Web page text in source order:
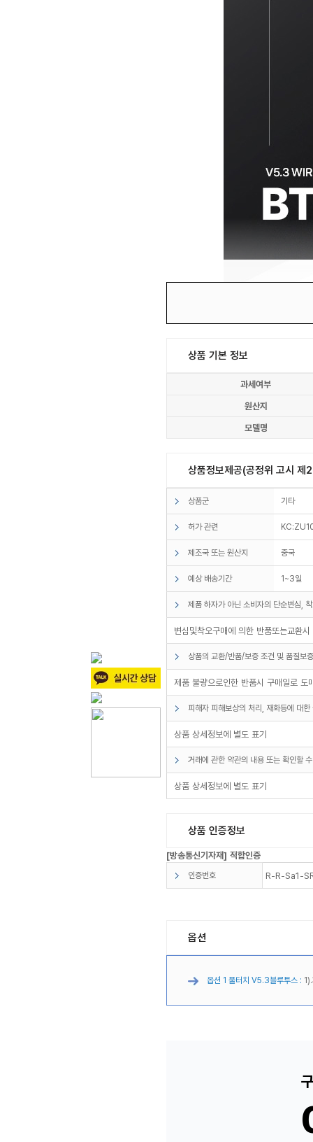
상품 기본 정보
과세여부
원산지
모델명
상품정보제공(공정위 고시
상품군 기타
허가 관련
제조국 또는 원산지 중국
예상 배송기간 1~3일
제품 하자가 아닌 소비자의 단순변심,
변심및착오구매에 의한 반품또는교환
상품의 교환/반품/보증 조건 및 품질보
제품 불량으로인한 반품시 구매일로 도
피해자 피해보상의 처리, 재화등에 대
상품 상세정보에 별도 표기
거래에 관한 약관의 내용 또는 확인할
상품 상세정보에 별도 표기
상품 인증정보
[방송통신기자재] 적합인증
인증번호 R-R-Sa1-
옵션
옵션 1 풀터치 V5.3블루투스 :